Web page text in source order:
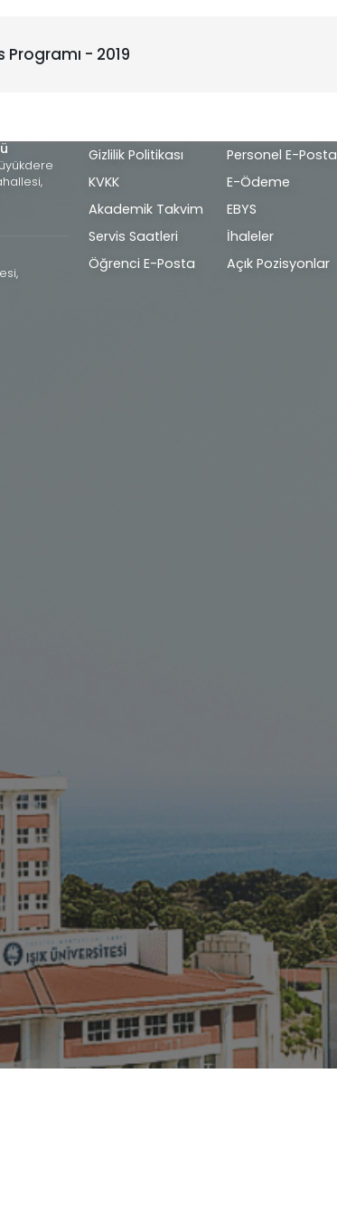
Programı - 2019
Alt
bilgi
Gizlilik Politikası
KVKK
Akademik Takvim
Servis Saatleri
Öğrenci E-Posta
Personel E-Posta
E-Ödeme
EBYS
İhaleler
Açık Pozisyonlar